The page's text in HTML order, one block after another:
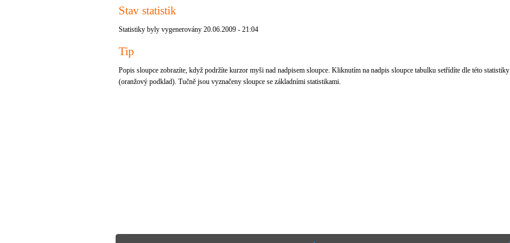
Stav statistik
Statistiky byly vygenerovány 20.06.2009 - 21:04
Tip
Popis sloupce zobrazíte, když podržíte kurzor myši nad nadpisem sloupce. Kliknutím na nadpis sloupce tabulku setřídíte dle této statistiky
(oranžový podklad). Tučně jsou vyznačeny sloupce se základními statistikami.